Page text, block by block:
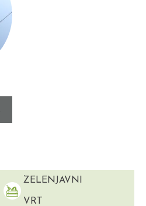
ZELENJAVNI
VRT